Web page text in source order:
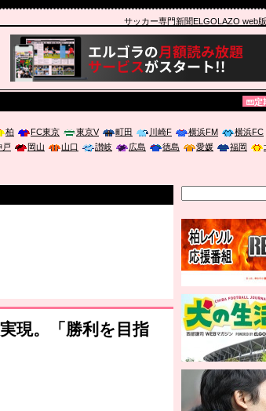
サッカー専門新聞ELGOLAZO web
定
柏 FC東京 東京V 町田 川崎F 横浜FM 横浜FC
戸 岡山 山口 讃岐 広島 徳島 愛媛 福岡
現。「勝利を目指